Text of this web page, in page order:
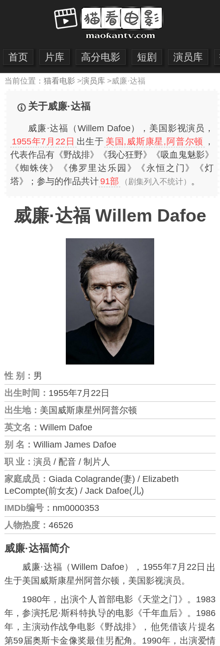
首页 片库 高分电影 短剧 演员库
当前位置： 猫看电影 >演员库>威廉·达福
关于威廉·达福
威廉·达福（Willem Dafoe），美国影视演员，
1955年7月22日 出生于 美国,威斯康星,阿普尔顿
，
代表作品有《野战排》《我心狂野》《吸血鬼魅影》
《蜘蛛侠》《佛罗里达乐园》《永恒之门》《灯
塔》；参与的作品共计 91部 （剧集列入不统计） 。
威廉·达福 Willem Dafoe
性 别： 男
出生时间： 1955年7月22日
出生地： 美国威斯康星州阿普尔顿
英文名： Willem Dafoe
别 名： William James Dafoe
职 业： 演员 / 配音 / 制片人
家庭成员： Giada Colagrande(妻) / Elizabeth
LeCompte(前女友) / Jack Dafoe(儿)
IMDb编号： nm0000353
人物热度： 46526
威廉·达福简介
威廉·达福（Willem Dafoe），1955年7月22日
生于美国威斯康星州阿普尔顿，美国影视演员。
1980年，
演个 首部电影《天堂之门 》。1983
年，参演托尼·斯科特执
的电影《千年血后》。1986
年，主演动作战争电影《野战排》， 凭借该
提名
第59届奥斯卡金像奖最佳
配角。1990年，出演爱情